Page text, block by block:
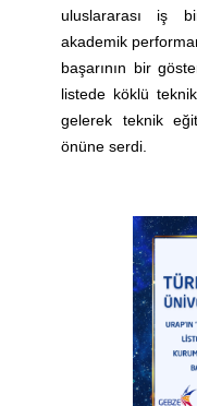
uluslararası iş
akademik
başarının bir
listede köklü
gelerek teknik
önüne serdi.